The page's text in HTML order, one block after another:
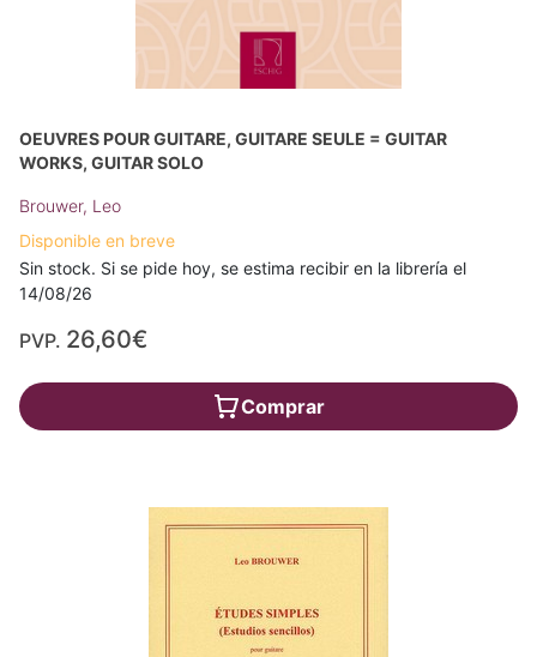
OEUVRES POUR GUITARE, GUITARE SEULE = GUITAR
WORKS, GUITAR SOLO
Brouwer, Leo
Disponible en breve
Sin stock. Si se pide hoy, se estima recibir en la librería el
14/08/26
PVP. 26,60€
Comprar